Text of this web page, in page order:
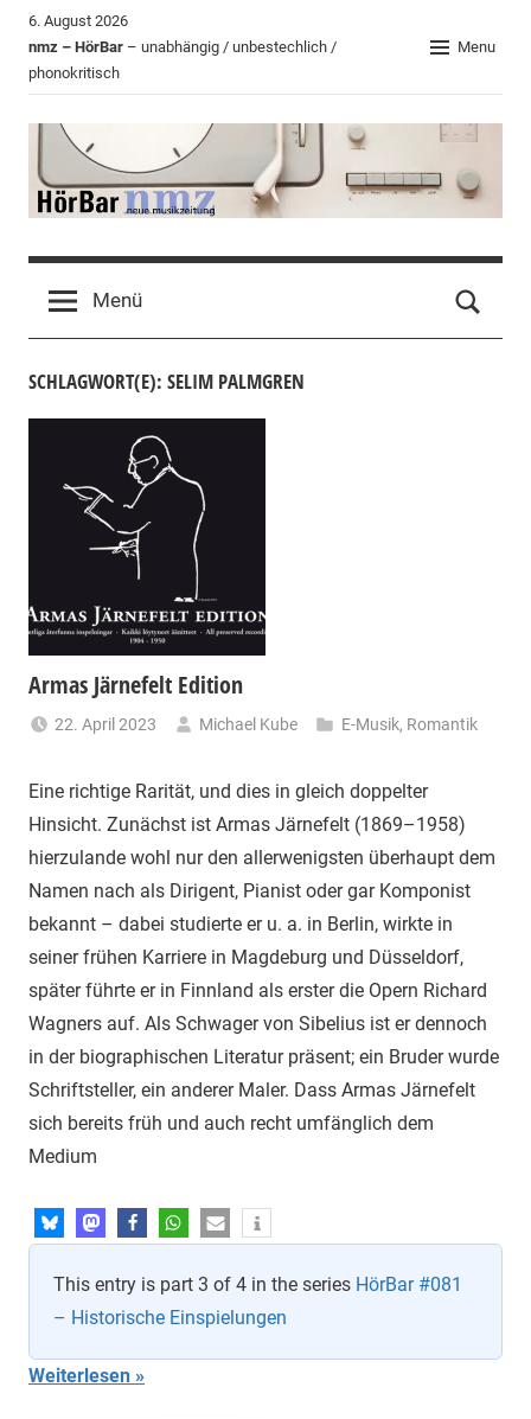
Zum
Inhalt
springen
6. August 2026
nmz – HörBar – unabhängig / unbestechlich /
phonokritisch
Menu
HörBar
der
nmz
Menü
SCHLAGWORT(E): SELIM PALMGREN
Armas Järnefelt Edition
22. April 2023 Michael Kube E-Musik, Romantik
Eine richtige Rarität, und dies in gleich doppelter
Hinsicht. Zunächst ist Armas Järnefelt (1869–1958)
hierzulande wohl nur den allerwenigsten überhaupt dem
Namen nach als Dirigent, Pianist oder gar Komponist
bekannt – dabei studierte er u. a. in Berlin, wirkte in
seiner frühen Karriere in Magdeburg und Düsseldorf,
später führte er in Finnland als erster die Opern Richard
Wagners auf. Als Schwager von Sibelius ist er dennoch
in der biographischen Literatur präsent; ein Bruder wurde
Schriftsteller, ein anderer Maler. Dass Armas Järnefelt
sich bereits früh und auch recht umfänglich dem
Medium
This entry is part 3 of 4 in the series HörBar #081
– Historische Einspielungen
Weiterlesen